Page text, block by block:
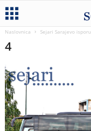
Naslovnica Sejari Sarajevo
4